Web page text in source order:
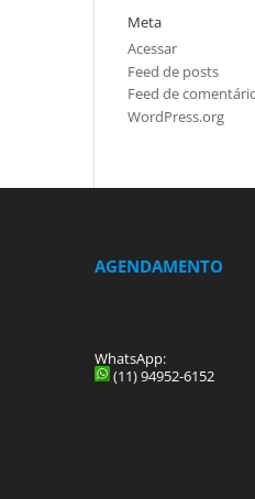
Meta
Acessar
Feed de posts
Feed de
WordPress.org
AGENDAMENTO
WhatsApp:
(11) 94952-6152